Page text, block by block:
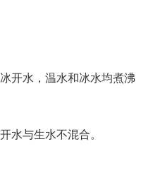
开水，温水和冰水均煮沸
水与生水不混合。